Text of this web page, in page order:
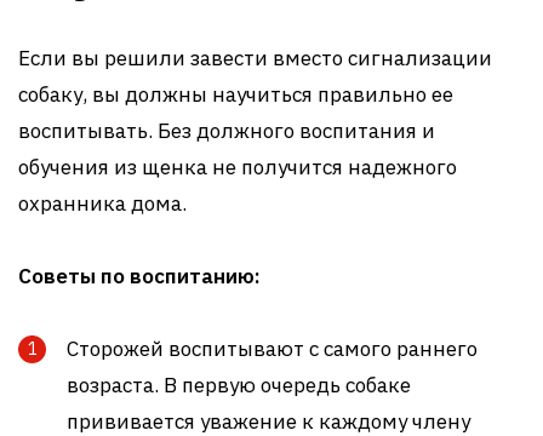
Если вы решили завести вместо сигнализации
собаку, вы должны научиться правильно ее
воспитывать. Без должного воспитания и
обучения из щенка не получится надежного
охранника дома.
Советы по воспитанию:
Сторожей воспитывают с самого раннего
возраста. В первую очередь собаке
прививается уважение к каждому члену